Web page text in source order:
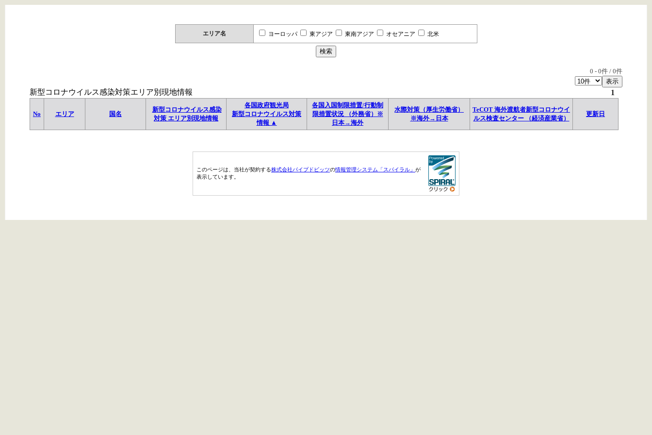
エリア名 ヨーロッパ 東アジア 東南アジア オセアニア 北米
0 - 0件 / 0件
新型コロナウイルス感染対策エリア別現地情報 1
No エリア 国名
新型コロナウイルス感染
対策 エリア別現地情報
各国政府観光局
新型コロナウイルス対策
情報 ▲
各国入国制限措置/行動制
限措置状況 （外務省）※
日本→海外
水際対策（厚生労働省）
※海外→日本
TeCOT 海外渡航者新型コロナウイ
ルス検査センター （経済産業省）
更新日
このページは、当社が契約する株式会社パイプドビッツの情報管理システム「スパイラル」 が
表示しています。